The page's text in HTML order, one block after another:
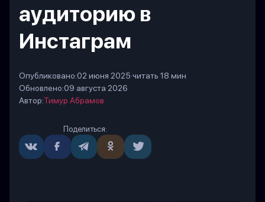
аудиторию в
Инстаграм
Опубликовано:02 июня 2025·читать 18 мин
Обновлено:09 августа 2026
Автор:Тимур Абрамов
Поделиться: